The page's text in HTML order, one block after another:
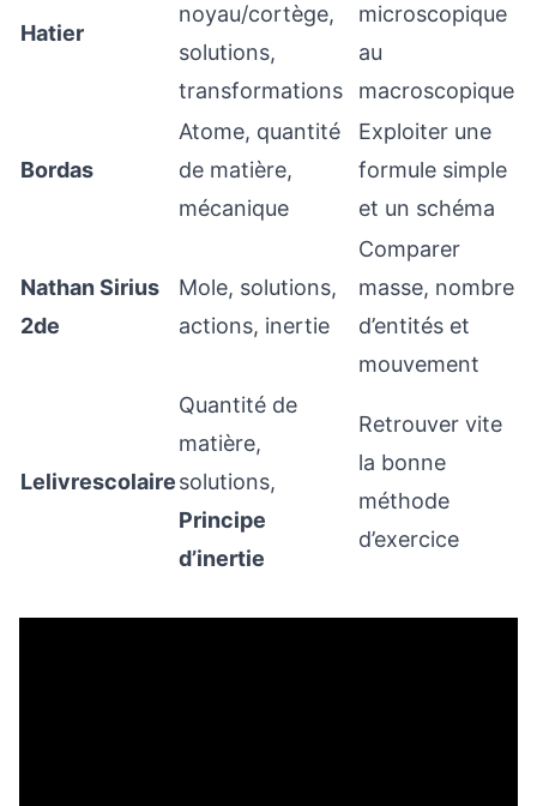
Hatier
noyau/cortège,
solutions,
transformations
microscopique
au
macroscopique
Bordas
Atome, quantité
de matière,
mécanique
Exploiter une
formule simple
et un schéma
Nathan Sirius
2de
Mole, solutions,
actions, inertie
Comparer
masse, nombre
d’entités et
mouvement
Lelivrescolaire
Quantité de
matière,
solutions,
Principe
d’inertie
Retrouver vite
la bonne
méthode
d’exercice